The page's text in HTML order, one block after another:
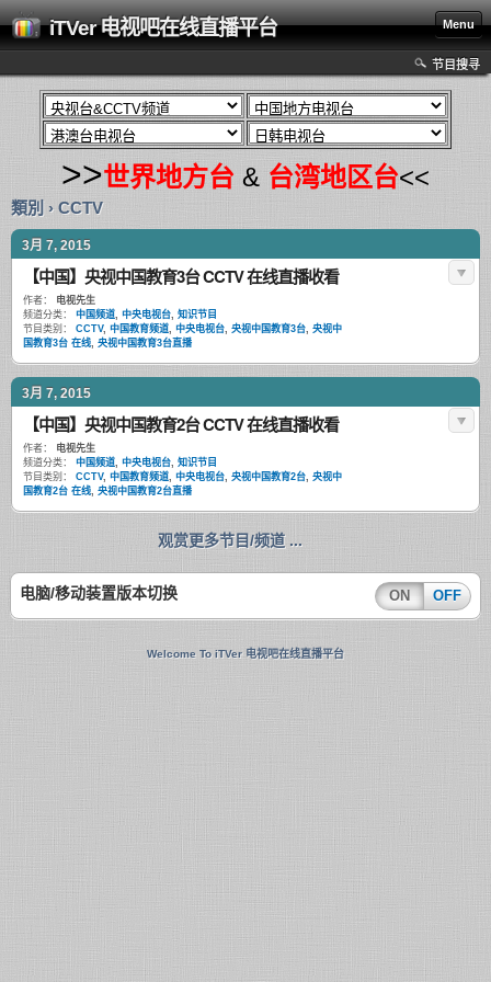
iTVer 电视吧在线直播平台 Menu
节目搜寻
>>世界地方台 & 台湾地区台<<
類別 › CCTV
3月 7, 2015
【中国】央视中国教育3台 CCTV 在线直播收看
作者：
电视先生
频道分类：
中国频道, 中央电视台, 知识节目
节目类别：
CCTV, 中国教育频道, 中央电视台, 央视中国教育3台, 央视中
国教育3台 在线, 央视中国教育3台直播
3月 7, 2015
【中国】央视中国教育2台 CCTV 在线直播收看
作者：
电视先生
频道分类：
中国频道, 中央电视台, 知识节目
节目类别：
CCTV, 中国教育频道, 中央电视台, 央视中国教育2台, 央视中
国教育2台 在线, 央视中国教育2台直播
观赏更多节目/频道 ...
电脑/移动装置版本切换 ON OFF
Welcome To iTVer 电视吧在线直播平台